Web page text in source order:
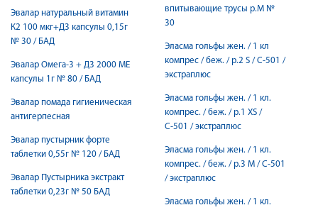
Эвалар натуральный витамин
К2 100 мкг+Д3 капсулы 0,15г
№ 30 / БАД
Эвалар Омега-3 + Д3 2000 МЕ
капсулы 1г № 80 / БАД
Эвалар помада гигиеническая
антигерпесная
Эвалар пустырник форте
таблетки 0,55г № 120 / БАД
Эвалар Пустырника экстракт
таблетки 0,23г № 50 БАД
впитывающие трусы р.М №
30
Эласма гольфы жен. / 1 кл
компрес / беж. / р.2 S / С-501 /
экстраплюс
Эласма гольфы жен. / 1 кл.
компрес. / беж. / р.1 XS /
С-501 / экстраплюс
Эласма гольфы жен. / 1 кл.
компрес. / беж. / р.3 M / С-501
/ экстраплюс
Эласма гольфы жен. / 1 кл.